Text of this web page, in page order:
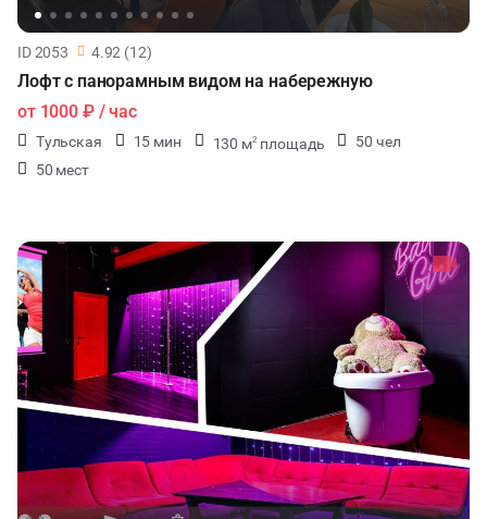
ID 2053 4.92 (12)
Лофт с панорамным видом на набережную
от 1000 ₽/ час
Тульская 15 мин 130 м2 площадь
50 чел
50 мест